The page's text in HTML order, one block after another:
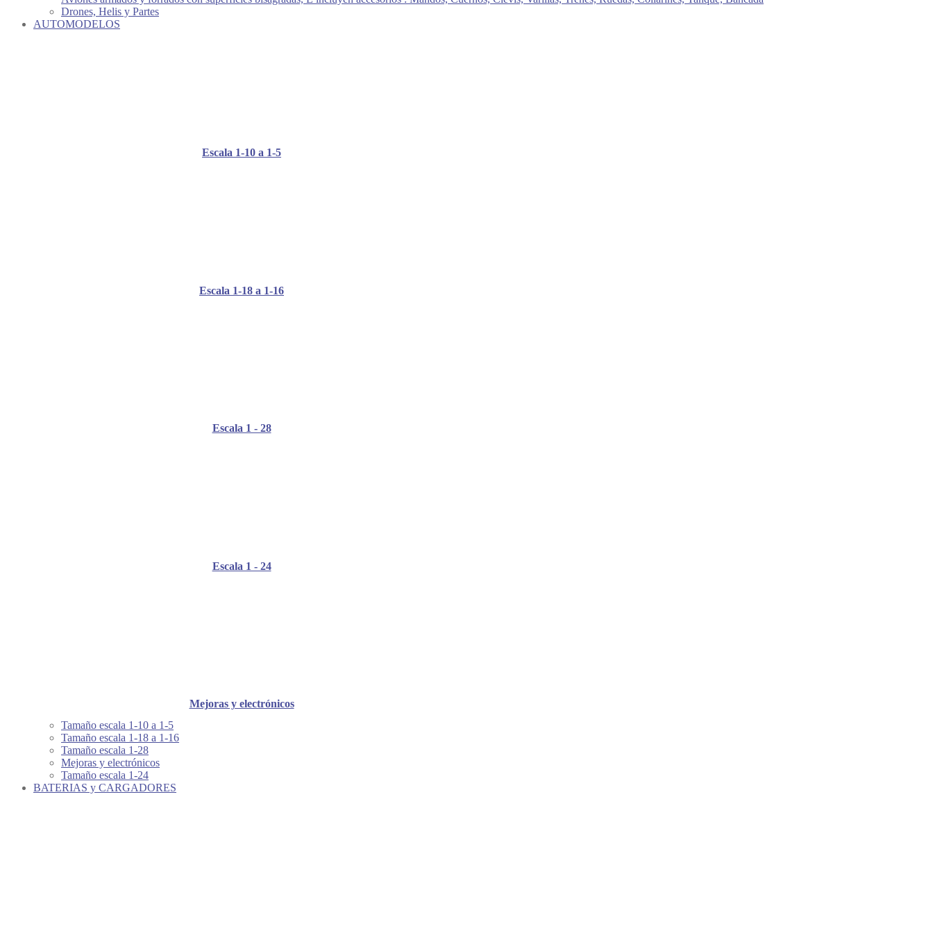
Drones, Helis y Partes
AUTOMODELOS
Escala 1-10 a 1-5
Escala 1-18 a 1-16
Escala 1 - 28
Escala 1 - 24
Mejoras y electrónicos
Tamaño escala 1-10 a 1-5
Tamaño escala 1-18 a 1-16
Tamaño escala 1-28
Mejoras y electrónicos
Tamaño escala 1-24
BATERIAS y CARGADORES